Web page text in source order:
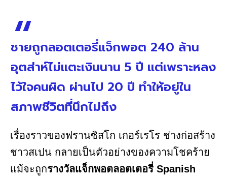
ชายถูกลอตเตอรี่แจ็กพอต 240 ล้าน
อุตส่าห์ไม่แตะเงินนาน 5 ปี แต่เพราะหลง
ไว้ใจคนผิด ผ่านไป 20 ปี ทำให้อยู่ใน
สภาพชีวิตที่นึกไม่ถึง
เรื่องราวของฟรานซิสโก เกอร์เรโร ช่างก่อสร้าง
ชาวสเปน กลายเป็นตัวอย่างของความโชคร้าย
แม้จะถูกรางวัลแจ็กพอตลอตเตอรี่ Spanish